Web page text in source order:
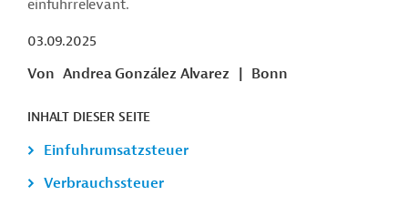
einfuhrrelevant.
03.09.2025
Von Andrea González Alvarez Bonn
INHALT DIESER SEITE
Einfuhrumsatzsteuer
Verbrauchssteuer